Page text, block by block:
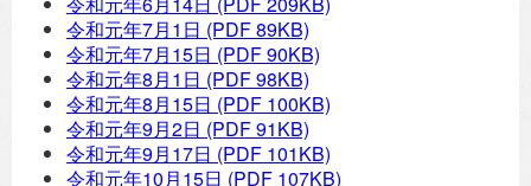
令和元年7月1日 (PDF 89KB)
令和元年7月15日 (PDF 90KB)
令和元年8月1日 (PDF 98KB)
令和元年8月15日 (PDF 100KB)
令和元年9月2日 (PDF 91KB)
令和元年9月17日 (PDF 101KB)
令和元年10月15日 (PDF 107KB)